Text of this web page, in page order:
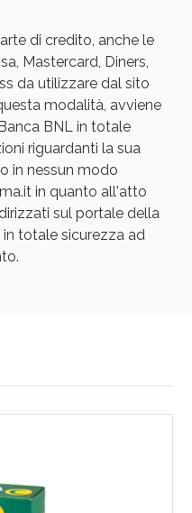
di credito, anche le
Mastercard, Diners,
da utilizzare dal sito
modalità, avviene
BNL in totale
riguardanti la sua
in nessun modo
in quanto all'atto
sul portale della
totale sicurezza ad